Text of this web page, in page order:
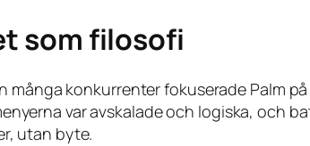
som filosofi
många konkurrenter fokuserade Palm
var avskalade och logiska, och
utan byte.